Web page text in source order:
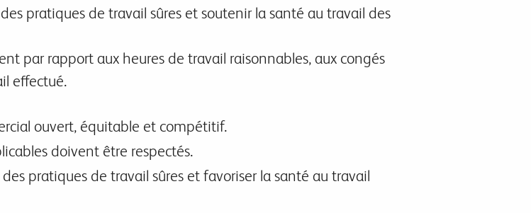
pratiques de travail sûres et soutenir la santé au travail des
par rapport aux heures de travail raisonnables, aux congés
effectué.
ouvert, équitable et compétitif.
doivent être respectés.
pratiques de travail sûres et favoriser la santé au travail